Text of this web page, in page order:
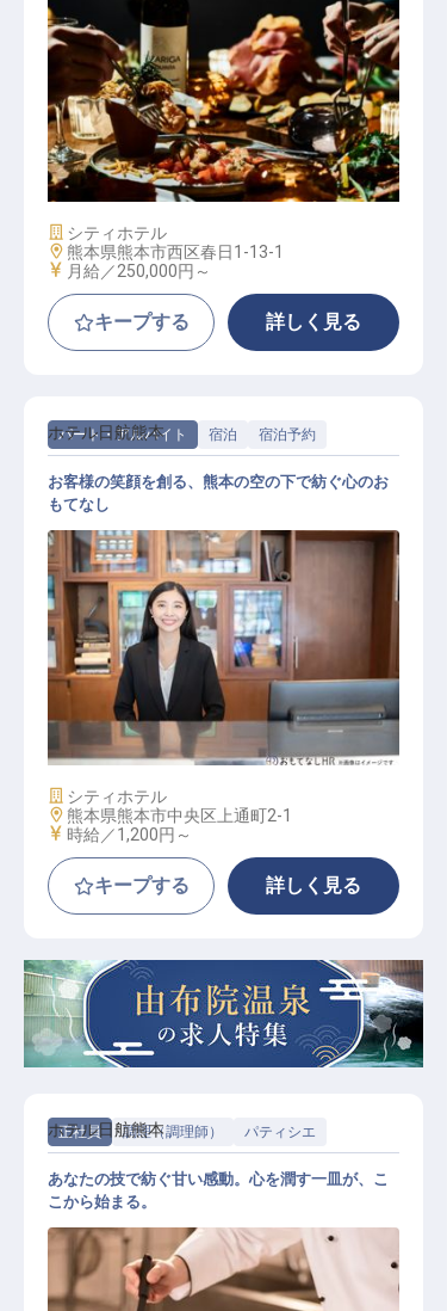
レストランキッチン
施設業態
シティホテル
勤務地
熊本県熊本市西区春日1-13-1
給与
月給／250,000円～
キープする 詳しく見る
パート・アルバイト 宿泊 宿泊予約
宿泊予約スタッフ
ホテル日航熊本
お客様の笑顔を創る、熊本の空の下で紡ぐ心のお
もてなし
施設業態
シティホテル
勤務地
熊本県熊本市中央区上通町2-1
給与
時給／1,200円～
キープする 詳しく見る
正社員 調理（調理師） パティシエ
ホテル日航熊本
あなたの技で紡ぐ甘い感動。心を潤す一皿が、こ
こから始まる。